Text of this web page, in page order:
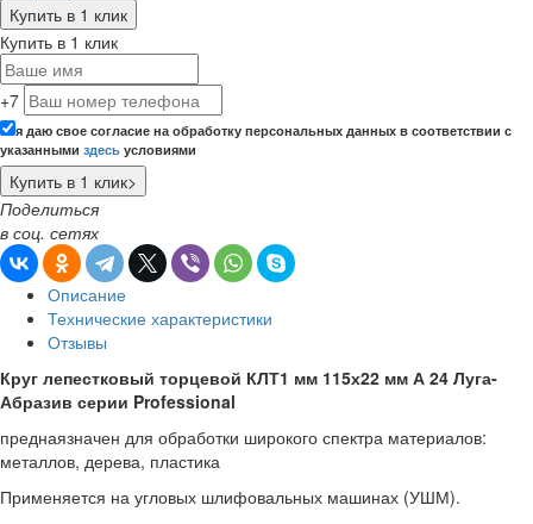
Купить в 1 клик
Купить в 1 клик
+7
я даю свое согласие на обработку персональных данных в соответствии с
указанными здесь условиями
Поделиться
в соц. сетях
Описание
Технические характеристики
Отзывы
Круг лепестковый торцевой КЛТ1 мм 115х22 мм А 24 Луга-
Абразив серии Professional
преднаязначен для обработки широкого спектра материалов:
металлов, дерева, пластика
Применяется на угловых шлифовальных машинах (УШМ).